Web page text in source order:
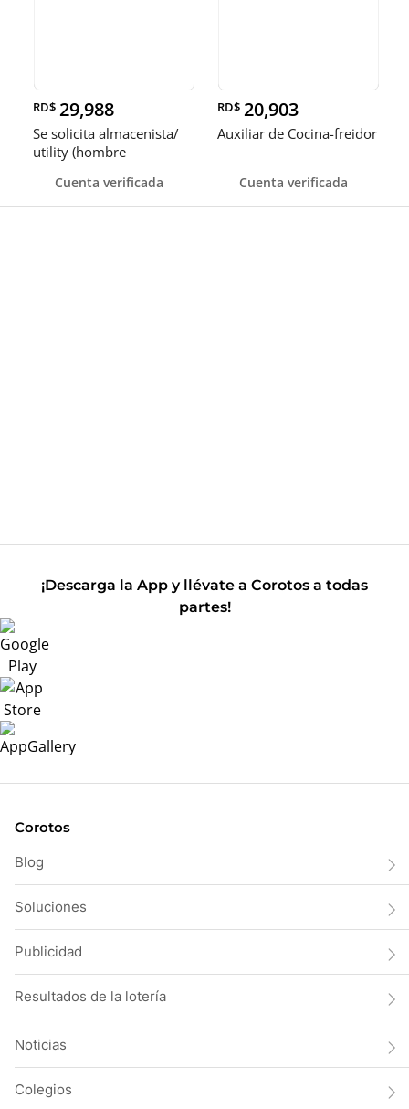
RD$ 29,988
Se solicita almacenista/
utility (hombre
Cuenta verificada
RD$ 20,903
Auxiliar de Cocina-freidor
Cuenta verificada
¡Descarga la App y llévate a Corotos a todas
partes!
Corotos
Blog
Soluciones
Publicidad
Resultados de la lotería
Noticias
Colegios